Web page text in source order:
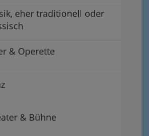
eher traditionell oder
& Operette
& Bühne